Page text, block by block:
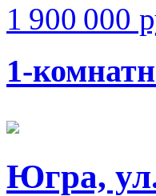
1 900 000
1-
Югра,